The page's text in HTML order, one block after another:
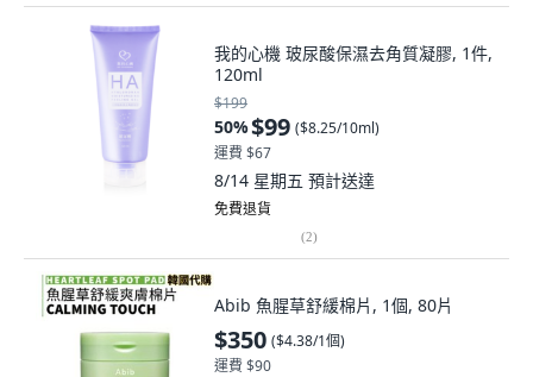
我的心機 玻尿酸保濕去角質凝膠, 1件,
120ml
$199
50%$99 ($8.25/10ml)
運費 $67
8/14 星期五 預計送達
免費退貨
(2)
Abib 魚腥草舒緩棉片, 1個, 80片
$350 ($4.38/1個)
運費 $90